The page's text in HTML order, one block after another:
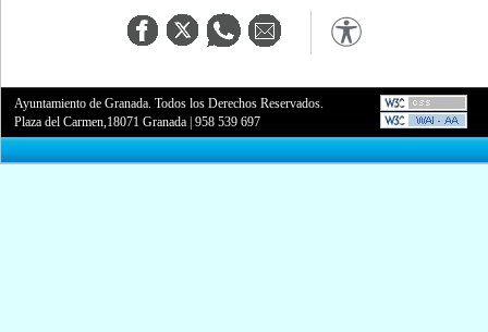
Ayuntamiento de Granada. Todos los Derechos Reservados.
Plaza del Carmen,18071 Granada |958 539 697